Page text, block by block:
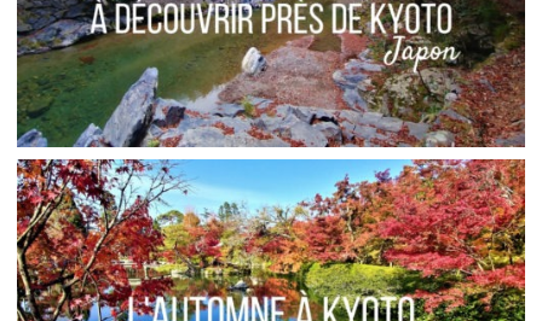
JAPON // TOGANO ET TAKAO, DEUX VILLAGES À
VISITER PRÈS DE KYOTO
Audrey Asie,Blog